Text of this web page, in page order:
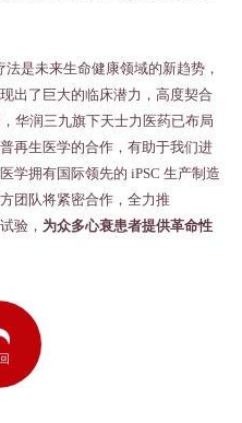
法是未来生命健康领域的新趋势，
出了巨大的临床潜力，高度契合
，华润三九旗下天士力医药已布局
再生医学的合作，有助于我们进
学拥有国际领先的 iPSC 生产制造
团队将紧密合作，全力推
验， 为众多心衰患者提供革命性